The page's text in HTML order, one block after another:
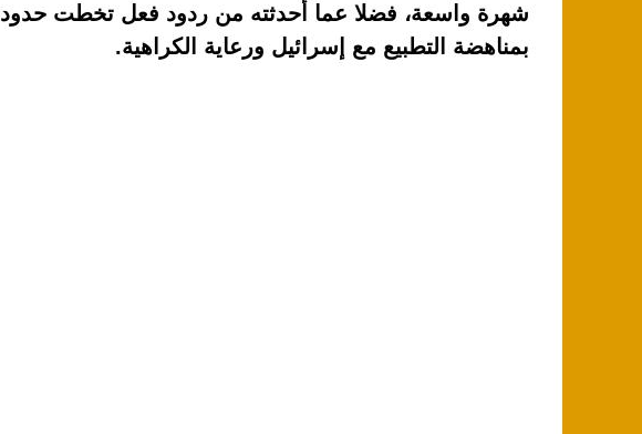
شهرة واسعة، فضلا عما أحدثته من ردود فعل تخطت حدود
بمناهضة التطبيع مع إسرائيل ورعاية الكراهية.